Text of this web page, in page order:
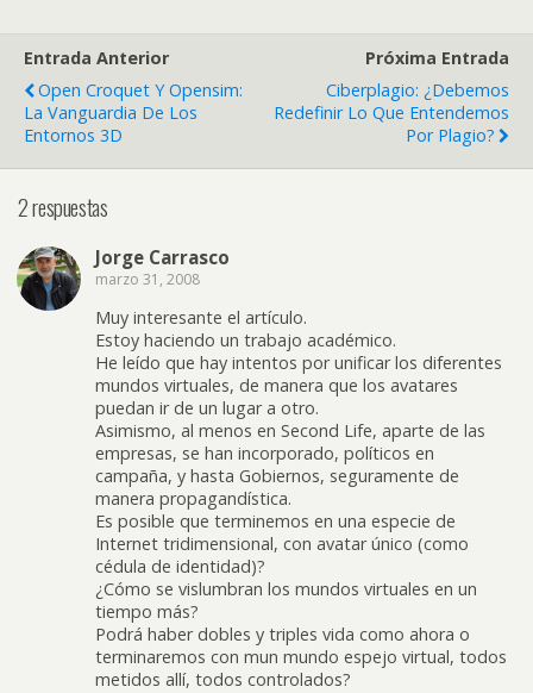
Entrada Anterior
Open Croquet Y Opensim:
La Vanguardia De Los
Entornos 3D
Próxima Entrada
Ciberplagio: ¿debemos
Redefinir Lo Que Entendemos
Por Plagio?
2 respuestas
Jorge Carrasco
marzo 31, 2008
Muy interesante el artículo.
Estoy haciendo un trabajo académico.
He leído que hay intentos por unificar los diferentes
mundos virtuales, de manera que los avatares
puedan ir de un lugar a otro.
Asimismo, al menos en Second Life, aparte de las
empresas, se han incorporado, políticos en
campaña, y hasta Gobiernos, seguramente de
manera propagandística.
Es posible que terminemos en una especie de
Internet tridimensional, con avatar único (como
cédula de identidad)?
¿Cómo se vislumbran los mundos virtuales en un
tiempo más?
Podrá haber dobles y triples vida como ahora o
terminaremos con mun mundo espejo virtual, todos
metidos allí, todos controlados?